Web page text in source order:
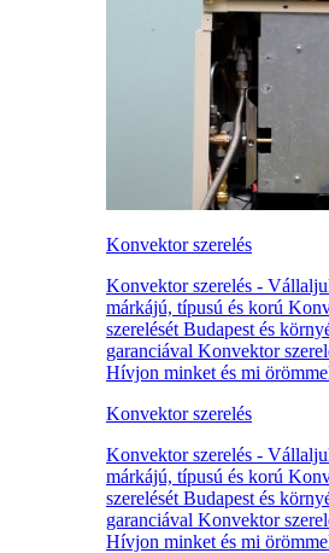
Konvektor szerelés
Konvektor szerelés -
márkájú, típusú és korú
szerelését Budapest és
garanciával Konvektor
Hívjon minket és mi
Konvektor szerelés
Konvektor szerelés -
márkájú, típusú és korú
szerelését Budapest és
garanciával Konvektor
Hívjon minket és mi